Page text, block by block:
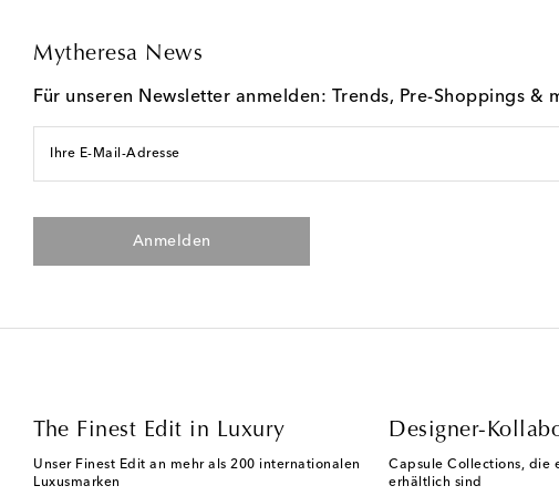
Mytheresa News
Für unseren Newsletter anmelden: Trends, Pre-Shoppings &
Ihre E-Mail-Adresse
Anmelden
The Finest Edit in Luxury
Unser Finest Edit an mehr als 200 internationalen
Luxusmarken
Designer-
Capsule Collections, die
erhältlich sind